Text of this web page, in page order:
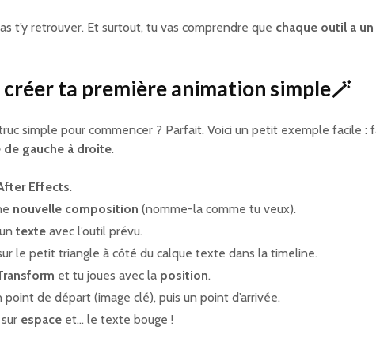
t’y retrouver. Et surtout, tu vas comprendre que chaque outil a
ta première animation simple🪄
simple pour commencer ? Parfait. Voici un petit exemple facile :
gauche à droite.
Effects.
nouvelle composition (nomme-la comme tu veux).
texte avec l’outil prévu.
le petit triangle à côté du calque texte dans la timeline.
et tu joues avec la position.
point de départ (image clé), puis un point d’arrivée.
espace et… le texte bouge !